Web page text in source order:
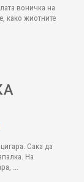
воничка на
како жиотните
Сака да
На
...